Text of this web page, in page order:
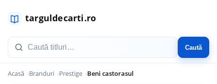
Caută
Acasă Branduri Prestige Beni castorasul